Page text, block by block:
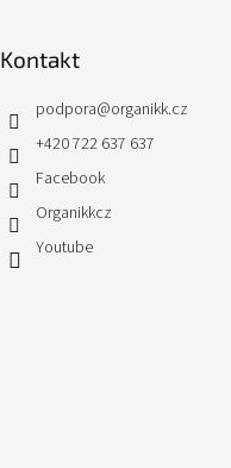
Kontakt
podpora@organikk.cz
+420 722 637 637
Facebook
Organikkcz
Youtube